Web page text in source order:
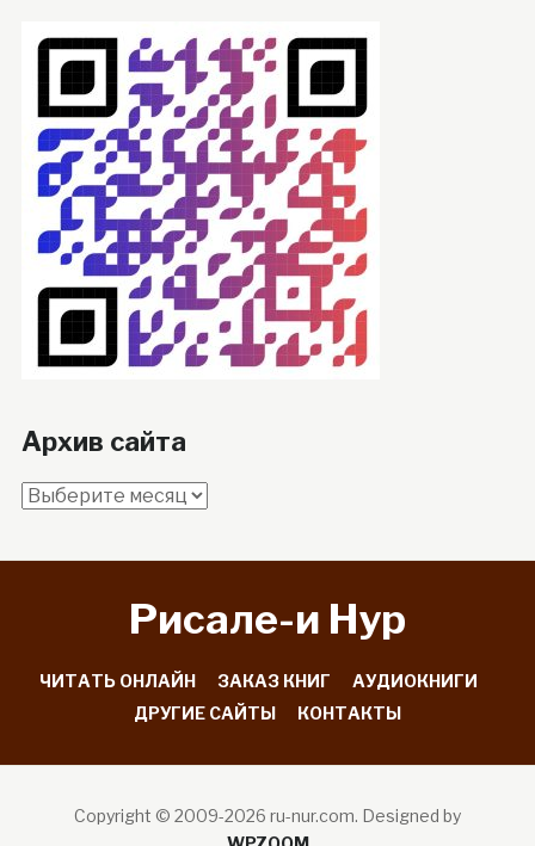
Архив сайта
Архив
Рисале-и Hyp
ЧИТАТЬ ОНЛАЙН ЗАКАЗ КНИГ
АУДИОКНИГИ
ДРУГИЕ САЙТЫ
КОНТАКТЫ
Copyright © 2009-2026 ru-nur.com. Designed by